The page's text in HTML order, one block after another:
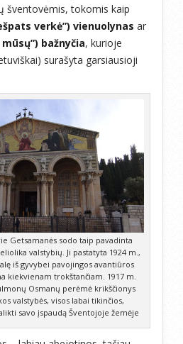
šventovėmis, tokomis kaip
verkė”) vienuolynas ar
bažnyčia, kurioje
surašyta garsiausioji
Getsamanės sodo taip pavadinta
valstybių. Ji pastatyta 1924 m.,
iš gyvybei pavojingos avantiūros
kiekvienam trokštančiam. 1917 m.
Osmanų perėmė krikščionys
valstybės, visos labai tikinčios,
savo įspaudą Šventojoje žemėje